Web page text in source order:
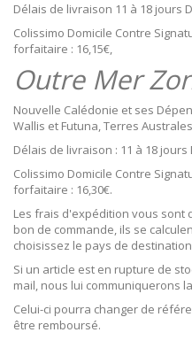
Délais de livraison 11 à 18 jours
Colissimo Domicile Contre
forfaitaire : 16,15€,
Outre Mer
Nouvelle Calédonie et ses
Wallis et Futuna, Terres
Délais de livraison : 11 à 18
Colissimo Domicile Contre
forfaitaire : 16,30€.
Les frais d'expédition vous sont
bon de commande, ils se
choisissez le pays de
Si un article est en rupture de
mail, nous lui communiquerons
Celui-ci pourra changer de
être remboursé.